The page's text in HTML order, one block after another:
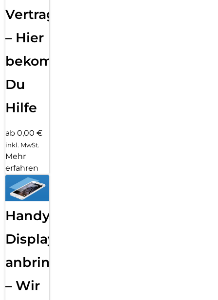
Vertragsabwicklung
– Hier
bekommst
Du
Hilfe
ab 0,00 €
inkl. MwSt.
Mehr
erfahren
Handy
Displayfolie
anbringen
– Wir